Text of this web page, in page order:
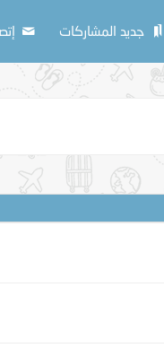
جديد المشاركات